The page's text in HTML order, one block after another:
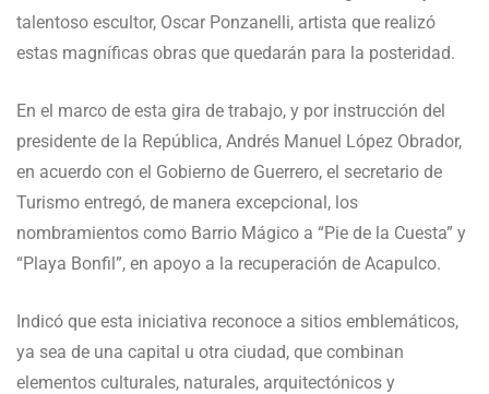
talentoso escultor, Oscar Ponzanelli, artista que realizó
estas magníficas obras que quedarán para la posteridad.
En el marco de esta gira de trabajo, y por instrucción del
presidente de la República, Andrés Manuel López Obrador,
en acuerdo con el Gobierno de Guerrero, el secretario de
Turismo entregó, de manera excepcional, los
nombramientos como Barrio Mágico a “Pie de la Cuesta” y
“Playa Bonfil”, en apoyo a la recuperación de Acapulco.
Indicó que esta iniciativa reconoce a sitios emblemáticos,
ya sea de una capital u otra ciudad, que combinan
elementos culturales, naturales, arquitectónicos y